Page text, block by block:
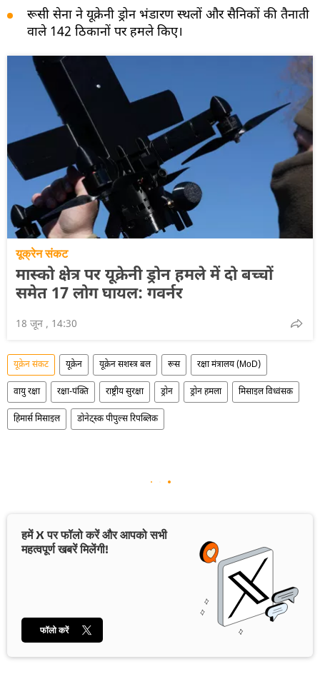
रूसी सेना ने यूक्रेनी ड्रोन भंडारण स्थलों और सैनिकों की तैनाती
वाले 142 ठिकानों पर हमले किए।
यूक्रेन संकट
मास्को क्षेत्र पर यूक्रेनी ड्रोन हमले में दो बच्चों
समेत 17 लोग घायल: गवर्नर
18 जून , 14:30
यूक्रेन संकट यूक्रेन यूक्रेन सशस्त्र बल रूस रक्षा मंत्रालय (MoD)
वायु रक्षा रक्षा-पंक्ति राष्ट्रीय सुरक्षा ड्रोन ड्रोन हमला मिसाइल विध्वंसक
हिमार्स मिसाइल डोनेट्स्क पीपुल्स रिपब्लिक
हमें X पर फॉलो करें और आपको सभी
महत्वपूर्ण खबरें मिलेंगी!
फॉलो करें